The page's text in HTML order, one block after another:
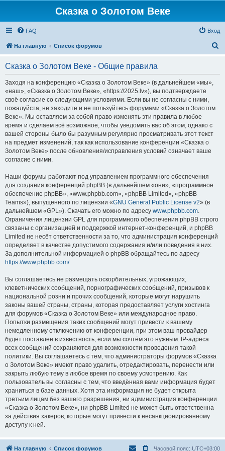
Сказка о Золотом Веке
FAQ Вход
На главную Список форумов
Сказка о Золотом Веке - Общие правила
Заходя на конференцию «Сказка о Золотом Веке» (в дальнейшем «мы»,
«наш», «Сказка о Золотом Веке», «https://2025.lv»), вы подтверждаете
своё согласие со следующими условиями. Если вы не согласны с ними,
пожалуйста, не заходите и не пользуйтесь форумами «Сказка о Золотом
Веке». Мы оставляем за собой право изменять эти правила в любое
время и сделаем всё возможное, чтобы уведомить вас об этом, однако с
вашей стороны было бы разумным регулярно просматривать этот текст
на предмет изменений, так как использование конференции «Сказка о
Золотом Веке» после обновления/исправления условий означает ваше
согласие с ними.
Наши форумы работают под управлением программного обеспечения
для создания конференций phpBB (в дальнейшем «они», «программное
обеспечение phpBB», «www.phpbb.com», «phpBB Limited», «phpBB
Teams»), выпущенного по лицензии «GNU General Public License v2» (в
дальнейшем «GPL»). Скачать его можно по адресу www.phpbb.com.
Ограничения лицензии GPL для программного обеспечения phpBB строго
связаны с организацией и поддержкой интернет-конференций, и phpBB
Limited не несёт ответственности за то, что администрация конференций
определяет в качестве допустимого содержания и/или поведения в них.
За дополнительной информацией о phpBB обращайтесь по адресу
https://www.phpbb.com/.
Вы соглашаетесь не размещать оскорбительных, угрожающих,
клеветнических сообщений, порнографических сообщений, призывов к
национальной розни и прочих сообщений, которые могут нарушить
законы вашей страны, страны, которая предоставляет услуги хостинга
для форумов «Сказка о Золотом Веке» или международное право.
Попытки размещения таких сообщений могут привести к вашему
немедленному отключению от конференции, при этом ваш провайдер
будет поставлен в известность, если мы сочтём это нужным. IP-адреса
всех сообщений сохраняются для возможности проведения такой
политики. Вы соглашаетесь с тем, что администраторы форумов «Сказка
о Золотом Веке» имеют право удалить, отредактировать, перенести или
закрыть любую тему в любое время по своему усмотрению. Как
пользователь вы согласны с тем, что введённая вами информация будет
храниться в базе данных. Хотя эта информация не будет открыта
третьим лицам без вашего разрешения, ни администрация конференции
«Сказка о Золотом Веке», ни phpBB Limited не может быть ответственна
за действия хакеров, которые могут привести к несанкционированному
доступу к ней.
На главную Список форумов Часовой пояс: UTC+03:00